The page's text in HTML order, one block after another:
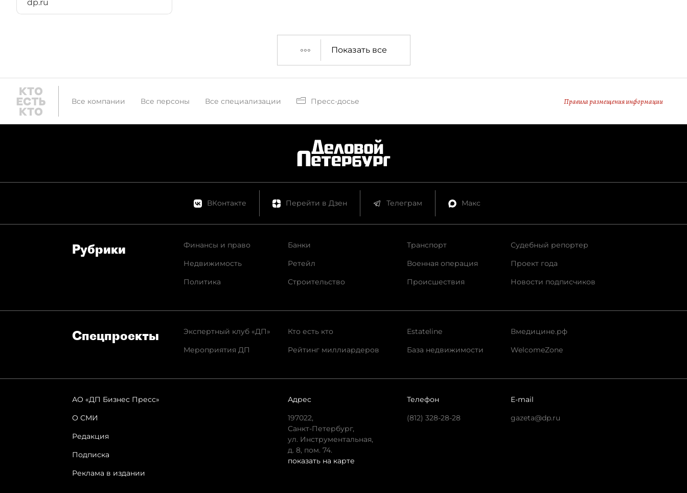
dp.ru
Показать все
Все компании Все персоны Все специализации Пресс-досье Правила размещения информации
ВКонтакте Перейти в Дзен Телеграм Макс
Рубрики
Финансы и право
Недвижимость
Политика
Банки
Ретейл
Строительство
Транспорт
Военная операция
Происшествия
Судебный репортер
Проект года
Новости подписчиков
Спец­проекты
Экспертный клуб «ДП»
Мероприятия ДП
Кто есть кто
Рейтинг миллиардеров
Estateline
База недвижимости
Вмедицине.рф
WelcomeZone
АО «ДП Бизнес Пресс»
О СМИ
Редакция
Подписка
Реклама в издании
Адрес
197022,
Санкт-Петербург,
ул. Инструментальная,
д. 8, пом. 74.
показать на карте
Телефон
(812) 328-28-28
E-mail
gazeta@dp.ru